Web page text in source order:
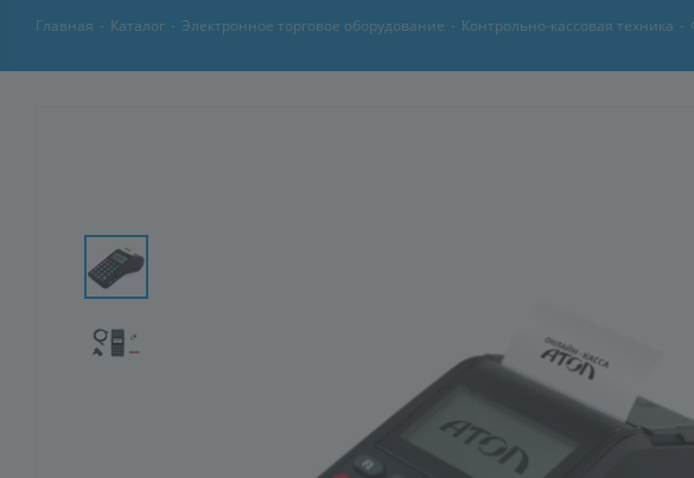
Главная - Каталог - Электронное торговое оборудование - Контрольно-кассовая техника -